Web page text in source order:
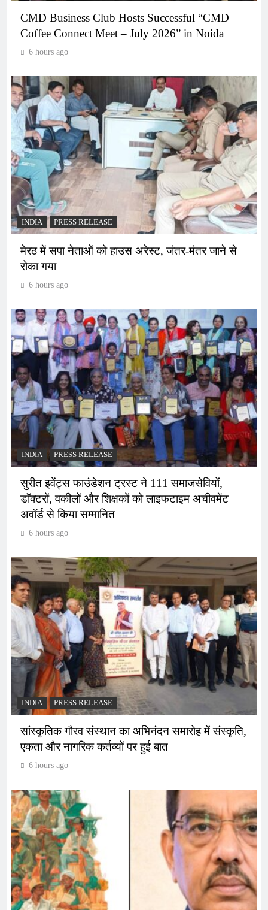
CMD Business Club Hosts Successful “CMD
Coffee Connect Meet – July 2026” in Noida
6 hours ago
INDIA PRESS RELEASE
मेरठ में सपा नेताओं को हाउस अरेस्ट, जंतर-मंतर जाने से
रोका गया
6 hours ago
INDIA PRESS RELEASE
सुरीत इवेंट्स फाउंडेशन ट्रस्ट ने 111 समाजसेवियों,
डॉक्टरों, वकीलों और शिक्षकों को लाइफटाइम अचीवमेंट
अवॉर्ड से किया सम्मानित
6 hours ago
INDIA PRESS RELEASE
सांस्कृतिक गौरव संस्थान का अभिनंदन समारोह में संस्कृति,
एकता और नागरिक कर्तव्यों पर हुई बात
6 hours ago